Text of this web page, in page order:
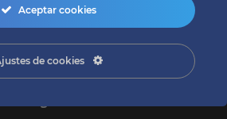
| Todos los derechos reservados
en ValenciaZONADEWEB |
Aceptar cookies
de cookies